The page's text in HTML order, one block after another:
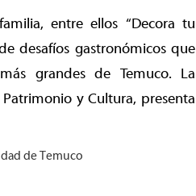
entre ellos “Decora tu
desafíos gastronómicos que
grandes de Temuco. La
y Cultura, presenta
de Temuco